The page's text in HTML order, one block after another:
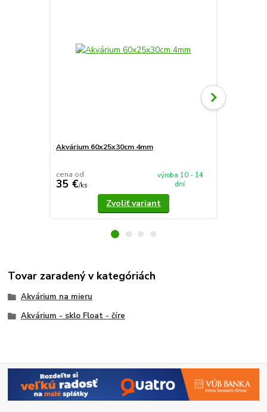
Akvárium 60x25x30cm 4mm
cena od
35 €/ks
výroba 10 - 14
dní
Zvoliť variant
Tovar zaradený v kategóriách
Akvárium na mieru
Akvárium - sklo Float - číre